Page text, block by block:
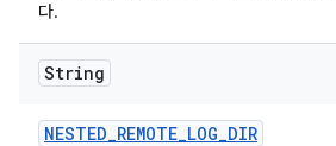
다.
String
NESTED_REMOTE_LOG_DIR